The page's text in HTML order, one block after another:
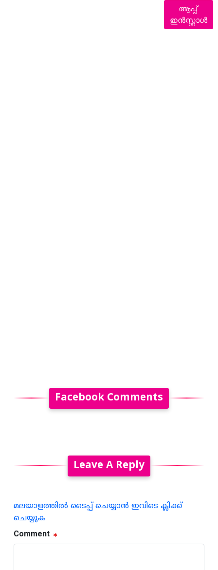
Facebook Comments
Leave A Reply
മലയാളത്തില്‍ ടൈപ്പ് ചെയ്യാന്‍ ഇവിടെ ക്ലിക്ക്
ചെയ്യുക
Comment
ആപ്പ്
ഇൻസ്റ്റാൾ